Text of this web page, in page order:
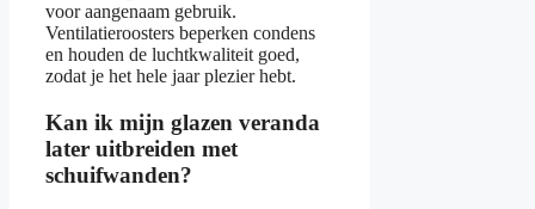
voor aangenaam gebruik.
Ventilatieroosters beperken condens
en houden de luchtkwaliteit goed,
zodat je het hele jaar plezier hebt.
Kan ik mijn glazen veranda
later uitbreiden met
schuifwanden?